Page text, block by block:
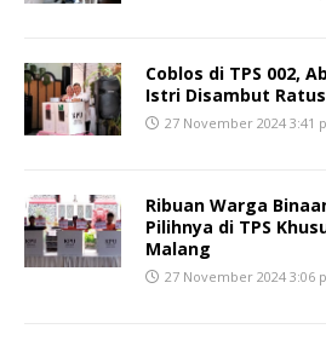
Coblos di TPS 002,
Istri Disambut
27 November 2024 3:41
Ribuan Warga
Pilihnya di TPS
Malang
27 November 2024 3:06